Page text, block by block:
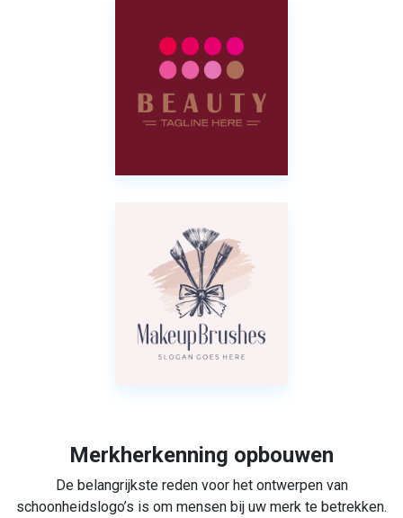
Merkherkenning opbouwen
De belangrijkste reden voor het ontwerpen van
schoonheidslogo’s is om mensen bij uw merk te betrekken.